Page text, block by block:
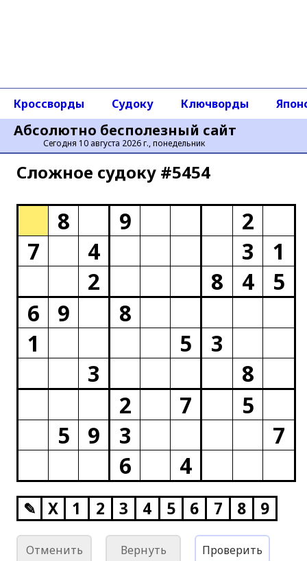
Абсолютно бесполезный сайт
Сегодня 10 августа 2026 г., понедельник
Кроссворды Судоку Ключворды
Сложное cудоку #5454
8 9
2
7
4 3
1
2
8 4
5
6
9
8
1
5
3
3
8
2
7
5
5
9 3
7
6
4
✎ X 1 2 3 4 5 6 7 8 9
Отменить Вернуть Проверить